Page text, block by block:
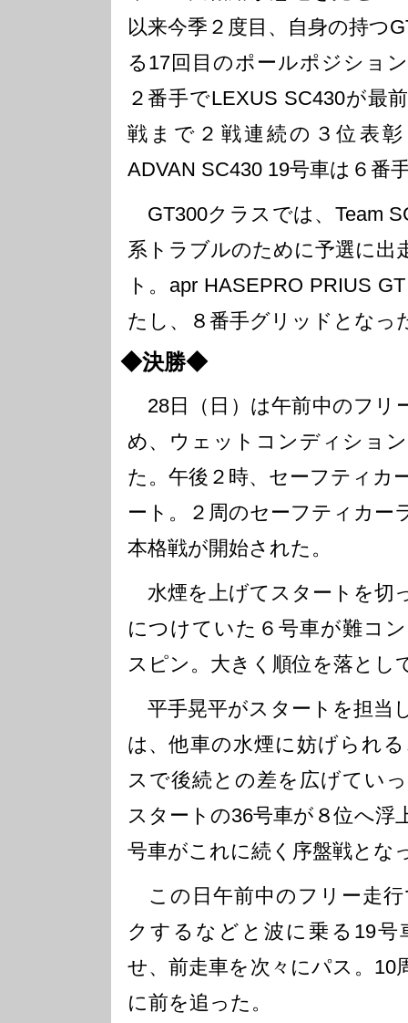
以来今季２度目、自身の持つ
る17回目のポールポジショ
２番手でLEXUS SC430が最
戦まで２戦連続の３位表彰
ADVAN SC430 19号車は６番
GT300クラスでは、Team
系トラブルのために予選に出
ト。apr HASEPRO PRIUS
たし、８番手グリッドとなっ
◆決勝◆
28日（日）は午前中のフリ
め、ウェットコンディショ
た。午後２時、セーフティカ
ート。２周のセーフティカー
本格戦が開始された。
水煙を上げてスタートを切
につけていた６号車が難コ
スピン。大きく順位を落とし
平手晃平がスタートを担当
は、他車の水煙に妨げられ
スで後続との差を広げてい
スタートの36号車が８位へ浮
号車がこれに続く序盤戦とな
この日午前中のフリー走
クするなどと波に乗る19号
せ、前走車を次々にパス。10
に前を追った。